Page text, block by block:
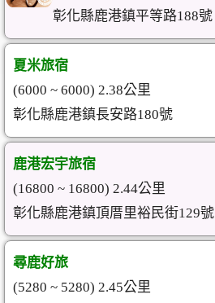
彰化縣鹿港鎮平等路188號
夏米旅宿
(6000 ~ 6000) 2.38公里
彰化縣鹿港鎮長安路180號
鹿港宏宇旅宿
(16800 ~ 16800) 2.44公里
彰化縣鹿港鎮頂厝里裕民街129號
尋鹿好旅
(5280 ~ 5280) 2.45公里